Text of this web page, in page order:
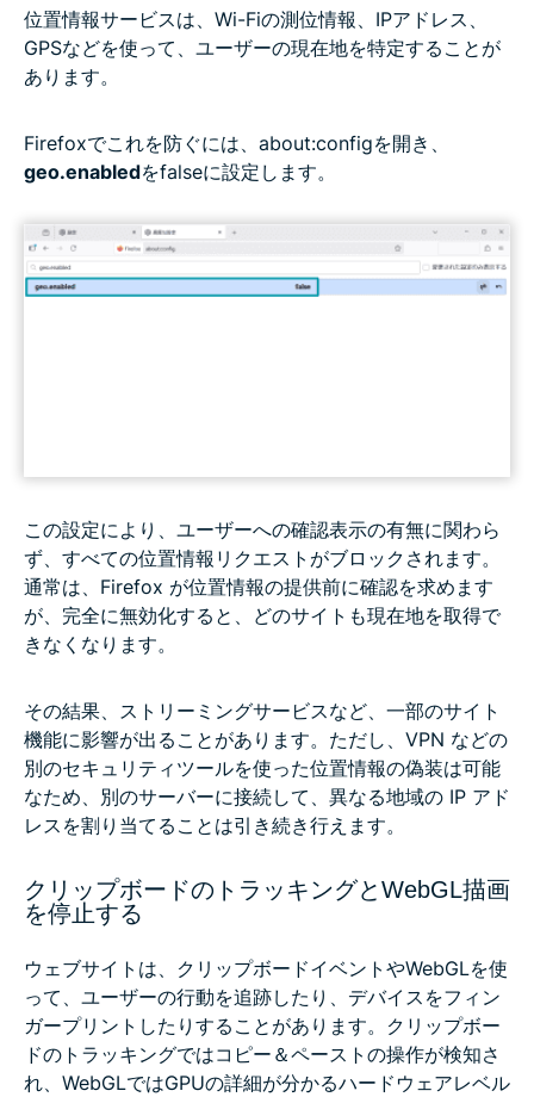
位置情報サービスは、Wi-Fiの測位情報、IPアドレス、
GPSなどを使って、ユーザーの現在地を特定することが
あります。
Firefoxでこれを防ぐには、about:configを開き、
geo.enabledをfalseに設定します。
この設定により、ユーザーへの確認表示の有無に関わら
ず、すべての位置情報リクエストがブロックされます。
通常は、Firefox が位置情報の提供前に確認を求めます
が、完全に無効化すると、どのサイトも現在地を取得で
きなくなります。
その結果、ストリーミングサービスなど、一部のサイト
機能に影響が出ることがあります。ただし、VPN などの
別のセキュリティツールを使った位置情報の偽装は可能
なため、別のサーバーに接続して、異なる地域の IP アド
レスを割り当てることは引き続き行えます。
クリップボードのトラッキングとWebGL描画
を停止する
ウェブサイトは、クリップボードイベントやWebGLを使
って、ユーザーの行動を追跡したり、デバイスをフィン
ガープリントしたりすることがあります。クリップボー
ドのトラッキングではコピー＆ペーストの操作が検知さ
れ、WebGLではGPUの詳細が分かるハードウェアレベル